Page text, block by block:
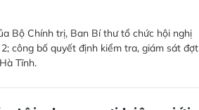
Bộ Chính trị, Ban Bí thư tổ chức hội nghị
công bố quyết định kiểm tra, giám sát đợt
Tĩnh.